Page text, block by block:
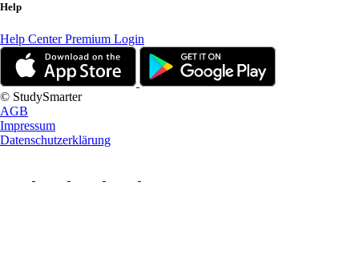
Help
Help CenterPremium Login
© StudySmarter
AGB
Impressum
Datenschutzerklärung